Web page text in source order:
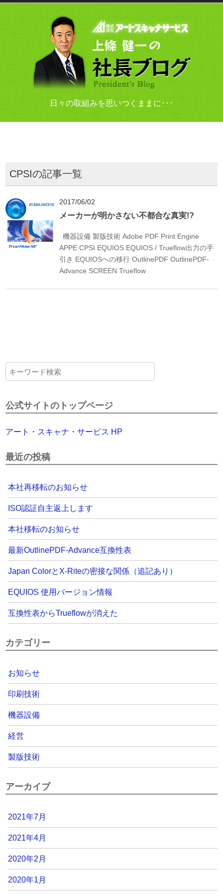
日々の取組みを思いつくままに･･･
CPSIの記事一覧
2017/06/02
メーカーが明かさない不都合な真実!?
機器設備 製版技術 Adobe PDF Print Engine
APPE CPSI EQUIOS EQUIOS / Trueflow出力の手
引き EQUIOSへの移行 OutlinePDF OutlinePDF-
Advance SCREEN Trueflow
公式サイトのトップページ
アート・スキャナ・サービス HP
最近の投稿
本社再移転のお知らせ
ISO認証自主返上します
本社移転のお知らせ
最新OutlinePDF-Advance互換性表
Japan ColorとX-Riteの密接な関係（追記あり）
EQUIOS 使用バージョン情報
互換性表からTrueflowが消えた
カテゴリー
お知らせ
印刷技術
機器設備
経営
製版技術
アーカイブ
2021年7月
2021年4月
2020年2月
2020年1月